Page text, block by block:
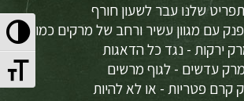
Toggle High Contrast
Toggle Font size
ירקות - נגד כל הדאגות
מרק עדשים - לגוף מרשים
קרם פטריות - או לא להיות